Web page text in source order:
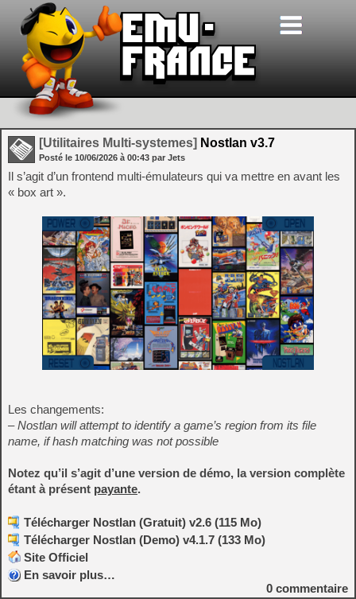
[Utilitaires Multi-systemes] Nostlan v3.7
Posté le 10/06/2026 à 00:43 par Jets
Il s’agit d’un frontend multi-émulateurs qui va mettre en avant les
« box art ».
Les changements:
– Nostlan will attempt to identify a game’s region from its file
name, if hash matching was not possible
Notez qu’il s’agit d’une version de démo, la version complète
étant à présent payante.
Télécharger Nostlan (Gratuit) v2.6 (115 Mo)
Télécharger Nostlan (Demo) v4.1.7 (133 Mo)
Site Officiel
En savoir plus…
0 commentaire